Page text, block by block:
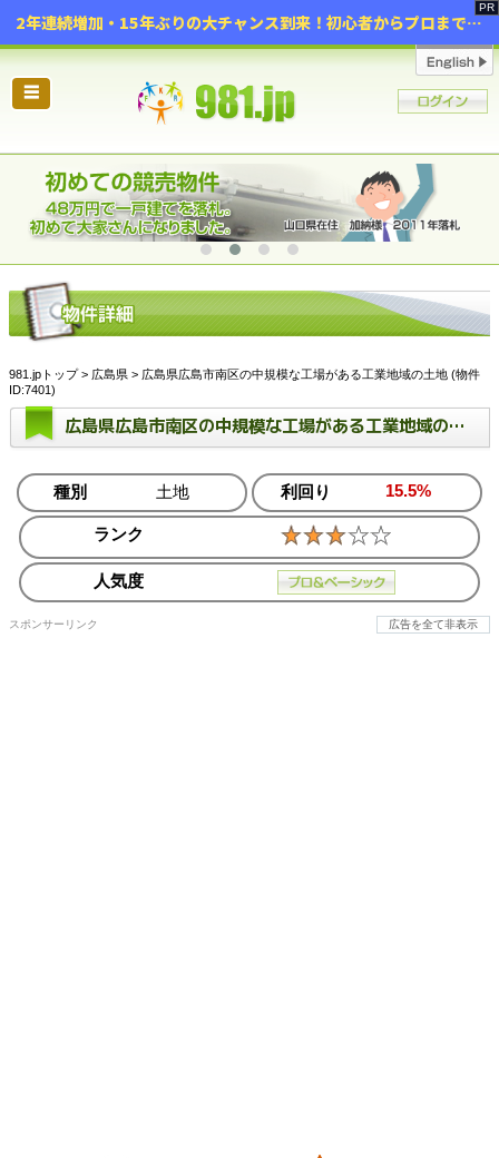
2年連続増加・15年ぶりの大チャンス到来！初心者からプロまで網羅する「競売不動産・超実践投資セミナー」♦神奈川県 横浜 in 神奈川
☰
981.jpトップ> 広島県 > 広島県広島市南区の中規模な工場がある工業地域の土地 (物件
ID:7401)
広島県広島市南区の中規模な工場がある工業地域の土地
種別 土地 利回り 15.5%
ランク
人気度
スポンサーリンク 広告を全て非表示